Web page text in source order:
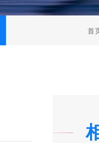
首